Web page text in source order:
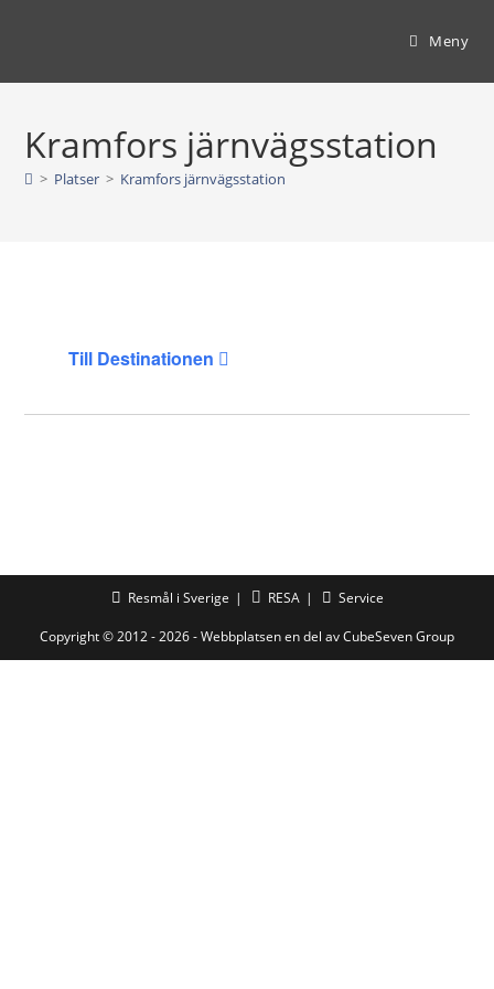
Meny
Kramfors järnvägsstation
> Platser > Kramfors järnvägsstation
Till Destinationen
Resmål i Sverige RESA Service
Copyright © 2012 - 2026 - Webbplatsen en del avCubeSeven Group